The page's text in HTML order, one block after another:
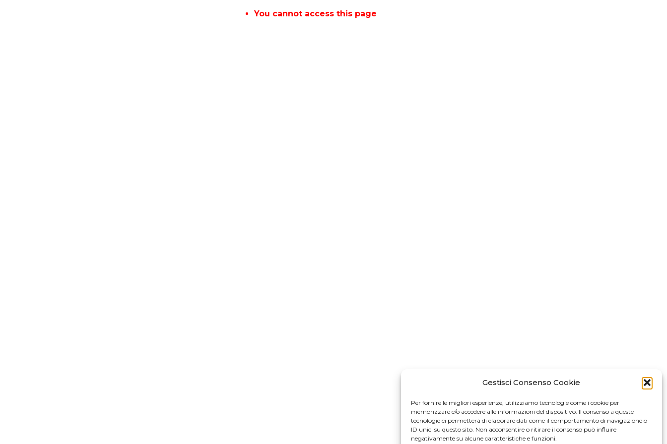
Gestisci Consenso Cookie
Per fornire le migliori esperienze, utilizziamo tecnologie come i cookie per
memorizzare e/o accedere alle informazioni del dispositivo. Il consenso a queste
tecnologie ci permetterà di elaborare dati come il comportamento di navigazione o
ID unici su questo sito. Non acconsentire o ritirare il consenso può influire
negativamente su alcune caratteristiche e funzioni.
You cannot access this page